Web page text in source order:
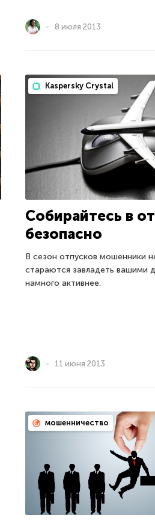
8 июля 2013
Kaspersky Crystal
Собирайтесь в
безопасно
В сезон отпусков мошенники
стараются завладеть вашими
намного активнее.
11 июня 2013
мошенничество